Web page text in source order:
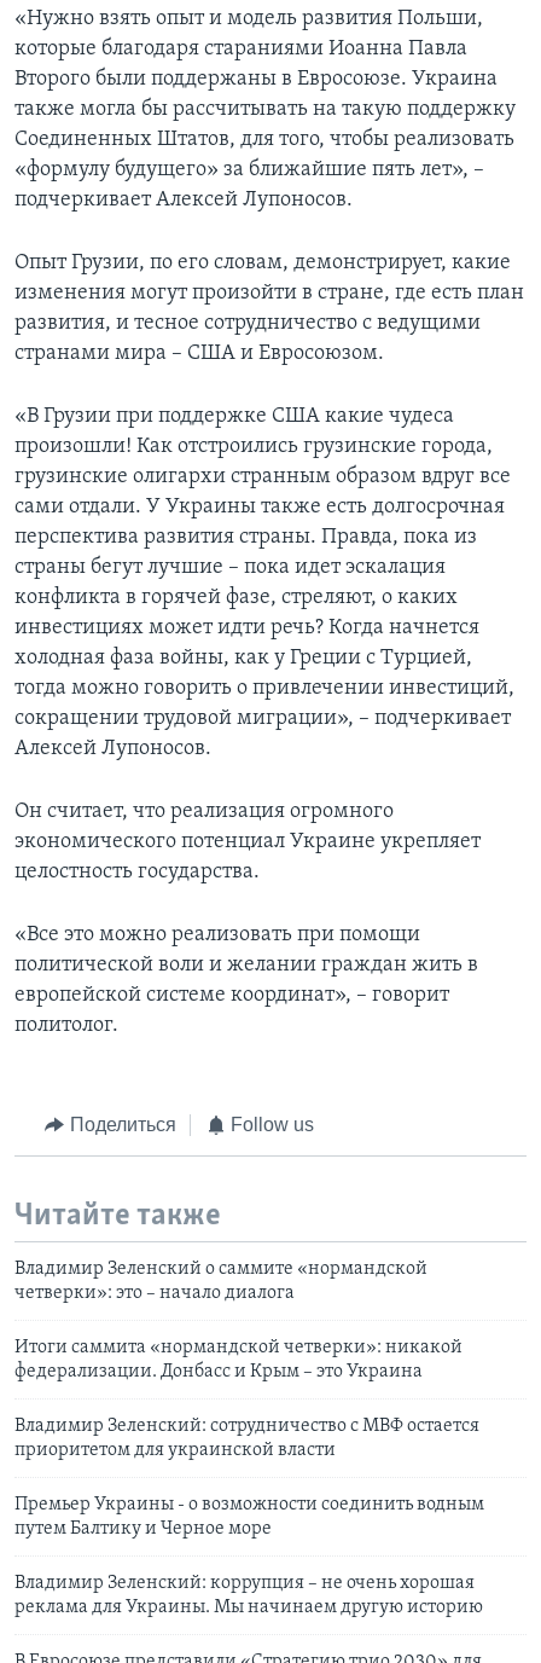
«Нужно взять опыт и модель развития Польши,
которые благодаря стараниями Иоанна Павла
Второго были поддержаны в Евросоюзе. Украина
также могла бы рассчитывать на такую поддержку
Соединенных Штатов, для того, чтобы реализовать
«формулу будущего» за ближайшие пять лет», –
подчеркивает Алексей Лупоносов.
Опыт Грузии, по его словам, демонстрирует, какие
изменения могут произойти в стране, где есть план
развития, и тесное сотрудничество с ведущими
странами мира – США и Евросоюзом.
«В Грузии при поддержке США какие чудеса
произошли! Как отстроились грузинские города,
грузинские олигархи странным образом вдруг все
сами отдали. У Украины также есть долгосрочная
перспектива развития страны. Правда, пока из
страны бегут лучшие – пока идет эскалация
конфликта в горячей фазе, стреляют, о каких
инвестициях может идти речь? Когда начнется
холодная фаза войны, как у Греции с Турцией,
тогда можно говорить о привлечении инвестиций,
сокращении трудовой миграции», – подчеркивает
Алексей Лупоносов.
Он считает, что реализация огромного
экономического потенциал Украине укрепляет
целостность государства.
«Все это можно реализовать при помощи
политической воли и желании граждан жить в
европейской системе координат», – говорит
политолог.
Поделиться Follow us
Читайте также
Владимир Зеленский о саммите «нормандской
четверки»: это – начало диалога
Итоги саммита «нормандской четверки»: никакой
федерализации. Донбасс и Крым – это Украина
Владимир Зеленский: сотрудничество с МВФ остается
приоритетом для украинской власти
Премьер Украины - о возможности соединить водным
путем Балтику и Черное море
Владимир Зеленский: коррупция – не очень хорошая
реклама для Украины. Мы начинаем другую историю